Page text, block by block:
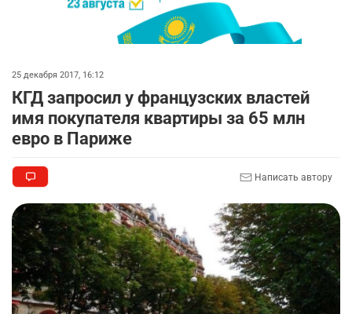
25 декабря 2017, 16:12
КГД запросил у французских властей
имя покупателя квартиры за 65 млн
евро в Париже
Написать автору